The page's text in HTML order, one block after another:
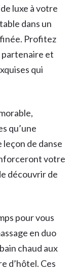
luxe à votre
dans un
Profitez
partenaire et
qui
qu’une
leçon de danse
votre
découvrir de
pour vous
en duo
chaud aux
d’hôtel. Ces